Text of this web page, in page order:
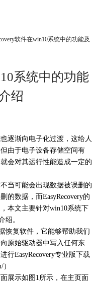
软件在win10系统中的功能及
系统中的功能
绍
逐渐向电子化过渡，这给人
由于电子设备存储空间有
会对其运行性能造成一定的
当可能会出现数据被误删的
的数据，而EasyRecovery的
本文主要针对win10系统下
绍。
恢复软件，它能够帮助我们
原始驱动器中写入任何东
行EasyRecovery专业版下载
）
展示如图1所示，在主页面